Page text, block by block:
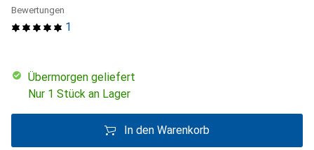
1
Bewertungen
übermorgen geliefert
Nur 1 Stück an Lager
In den Warenkorb